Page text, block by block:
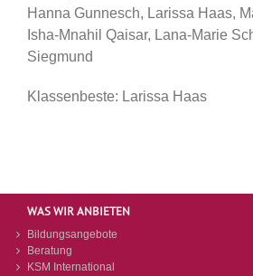
Hanna Gunnesch, Larissa Haas,
Isha-Mnahil Qaisar, Lana-Marie
Siegmund
Klassenbeste: Larissa Haas
WAS WIR ANBIETEN
Bildungsangebote
Beratung
KSM International